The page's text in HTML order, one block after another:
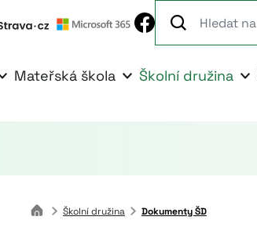
Mateřská škola Školní družina
Školní družina Dokumenty ŠD